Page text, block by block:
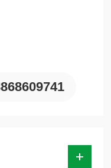
有着重要